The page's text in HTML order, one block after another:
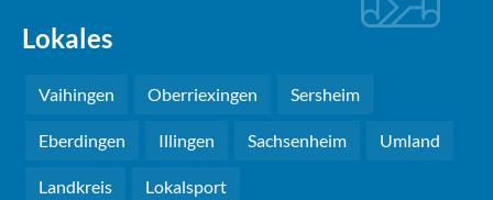
Lokales
Vaihingen Oberriexingen Sersheim
Eberdingen Illingen Sachsenheim Umland
Landkreis Lokalsport